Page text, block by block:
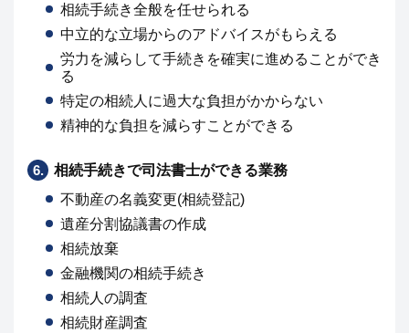
相続手続き全般を任せられる
中立的な立場からのアドバイスがもらえる
労力を減らして手続きを確実に進めることができ
る
特定の相続人に過大な負担がかからない
精神的な負担を減らすことができる
6.
相続手続きで司法書士ができる業務
不動産の名義変更(相続登記)
遺産分割協議書の作成
相続放棄
金融機関の相続手続き
相続人の調査
相続財産調査